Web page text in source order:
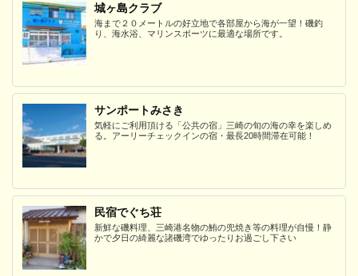
城ヶ島クラブ
海まで２０メートルの好立地で各部屋から海が一望！磯釣
り、海水浴、マリンスポーツに最適な場所です。
サンポートみさき
気軽にご利用頂ける「公共の宿」三崎の旬の海の幸を楽しめ
る。アーリーチェックインの宿・最長20時間滞在可能！
民宿でぐち荘
新鮮な磯料理、三崎港名物の鮪の兜焼き等の料理が自慢！静
かで夕日の綺麗な諸磯湾でゆったりお過ごし下さい